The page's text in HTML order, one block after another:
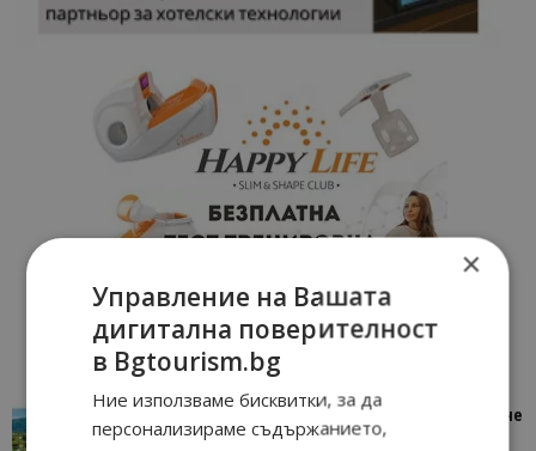
“Пощенска картичка от…”: Петрич – Изживяване
отвъд очакваното
×
Управление на Вашата
дигитална поверителност
в Bgtourism.bg
Ние използваме бисквитки, за да
персонализираме съдържанието,